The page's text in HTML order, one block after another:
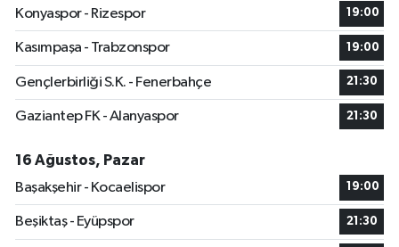
Konyaspor - Rizespor
19:00
Kasımpaşa - Trabzonspor 19:00
Gençlerbirliği S.K. - Fenerbahçe 21:30
Gaziantep FK - Alanyaspor 21:30
16 Ağustos, Pazar
Başakşehir - Kocaelispor
19:00
Beşiktaş - Eyüpspor 21:30